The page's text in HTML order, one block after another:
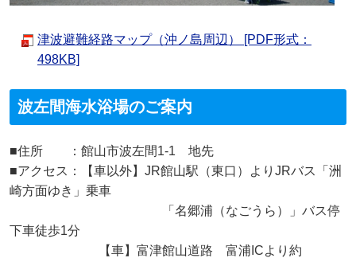
津波避難経路マップ（沖ノ島周辺） [PDF形式：
498KB]
波左間海水浴場のご案内
■住所 ：館山市波左間1-1 地先
■アクセス：【車以外】JR館山駅（東口）よりJRバス「洲
崎方面ゆき」乗車
「名郷浦（なごうら）」バス停
下車徒歩1分
【車】富津館山道路 富浦ICより約